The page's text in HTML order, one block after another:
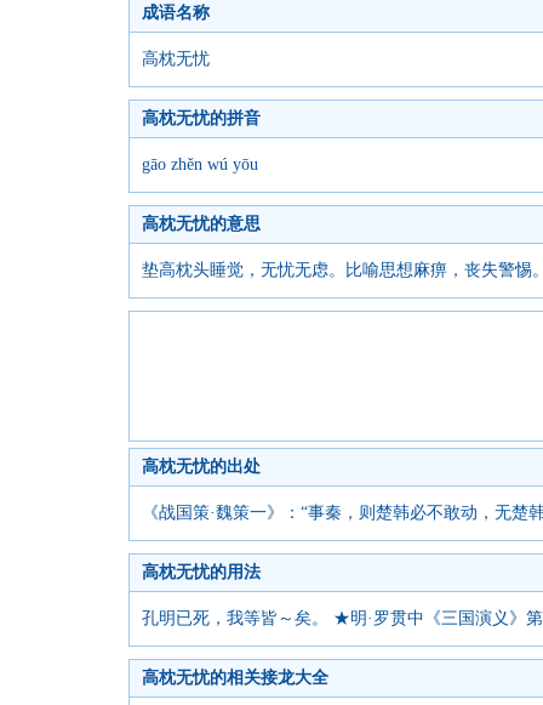
成语名称
高枕无忧
高枕无忧的拼音
gāo zhěn wú yōu
高枕无忧的意思
垫高枕头睡觉，无忧无虑。比喻思想麻痹，丧失警惕
高枕无忧的出处
《战国策·魏策一》：“事秦，则楚韩必不敢动，无
高枕无忧的用法
孔明已死，我等皆～矣。 ★明·罗贯中《三国演义》
高枕无忧的相关接龙大全